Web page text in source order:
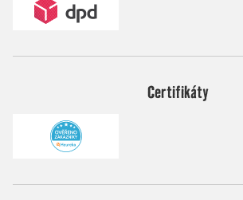
Certifikáty